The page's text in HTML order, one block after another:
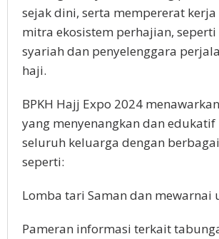
sejak dini, serta mempererat
mitra ekosistem perhajian,
syariah dan penyelenggara
haji.
BPKH Hajj Expo 2024
yang menyenangkan dan
seluruh keluarga dengan
seperti:
Lomba tari Saman dan mewarnai
Pameran informasi terkait